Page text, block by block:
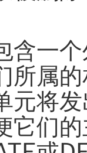
含一
所属
元将
它们